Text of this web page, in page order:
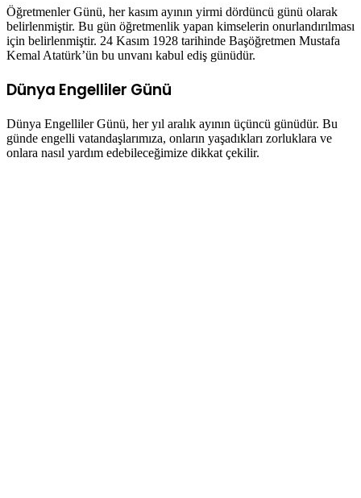
Öğretmenler Günü, her kasım ayının yirmi dördüncü günü olarak
belirlenmiştir. Bu gün öğretmenlik yapan kimselerin onurlandırılması
için belirlenmiştir. 24 Kasım 1928 tarihinde Başöğretmen Mustafa
Kemal Atatürk’ün bu unvanı kabul ediş günüdür.
Dünya Engelliler Günü
Dünya Engelliler Günü, her yıl aralık ayının üçüncü günüdür. Bu
günde engelli vatandaşlarımıza, onların yaşadıkları zorluklara ve
onlara nasıl yardım edebileceğimize dikkat çekilir.